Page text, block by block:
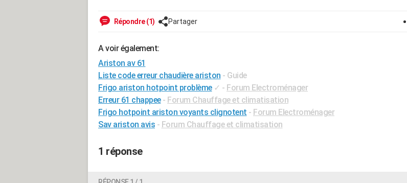
Répondre (1) Partager
A voir également:
Ariston av 61
Liste code erreur chaudière ariston - Guide
Frigo ariston hotpoint problème ✓ - Forum Electroménager
Erreur 61 chappee - Forum Chauffage et climatisation
Frigo hotpoint ariston voyants clignotent - Forum Electroménager
Sav ariston avis - Forum Chauffage et climatisation
1 réponse